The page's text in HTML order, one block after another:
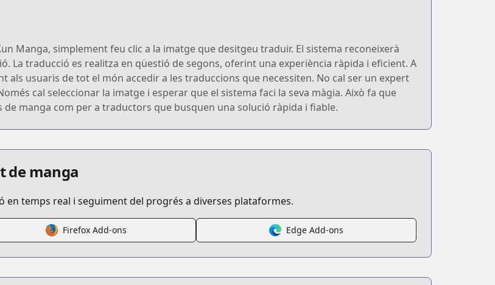
Manga, simplement feu clic a la imatge que desitgeu traduir. El sistema reconeixerà
La traducció es realitza en qüestió de segons, oferint una experiència ràpida i eficient. A
als usuaris de tot el món accedir a les traduccions que necessiten. No cal ser un expert
cal seleccionar la imatge i esperar que el sistema faci la seva màgia. Això fa que
manga com per a traductors que busquen una solució ràpida i fiable.
de manga
temps real i seguiment del progrés a diverses plataformes.
Firefox Add-ons Edge Add-ons